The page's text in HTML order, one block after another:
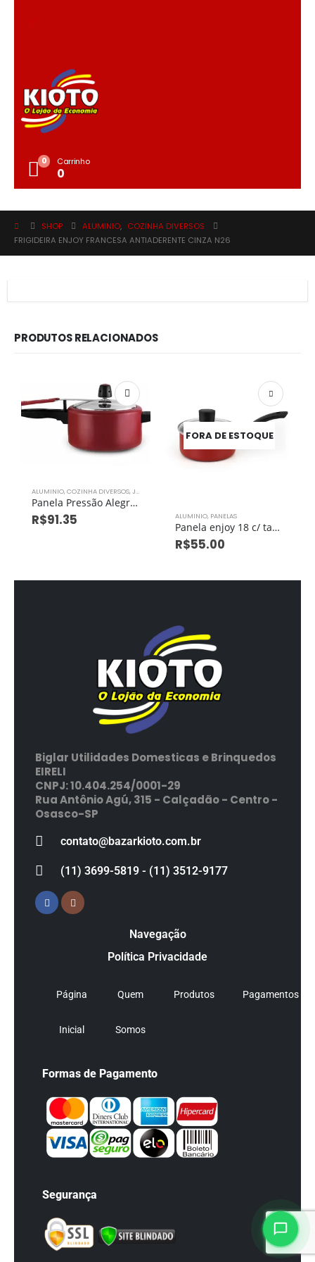
0 Carrinho
0
SHOP ALUMINIO, COZINHA DIVERSOS
FRIGIDEIRA ENJOY FRANCESA ANTIADERENTE CINZA N26
PRODUTOS RELACIONADOS
ALUMINIO,COZINHA DIVERSOS,JOGO DE PANELAS
Panela Pressão Alegrete Anti Aderente Vermelho 2,5l
R$91.35
FORA DE ESTOQUE
ALUMINIO, PANELAS
Panela enjoy 18 c/ tampa vidro antiaderente vermelho
R$55.00
Biglar Utilidades Domesticas e Brinquedos
EIRELI
CNPJ: 10.404.254/0001-29
Rua Antônio Agú, 315 - Calçadão - Centro -
Osasco-SP
contato@bazarkioto.com.br
(11) 3699-5819 - (11) 3512-9177
Navegação
Política Privacidade
Página
Inicial
Quem
Somos
Produtos Pagamentos
Formas de Pagamento
Segurança